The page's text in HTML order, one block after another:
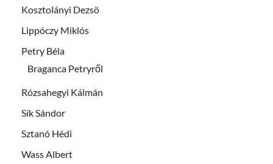
Kosztolányi Dezsö
Lippóczy Miklós
Petry Béla
Braganca Petryről
Rózsahegyi Kálmán
Sík Sándor
Sztanó Hédi
Wass Albert